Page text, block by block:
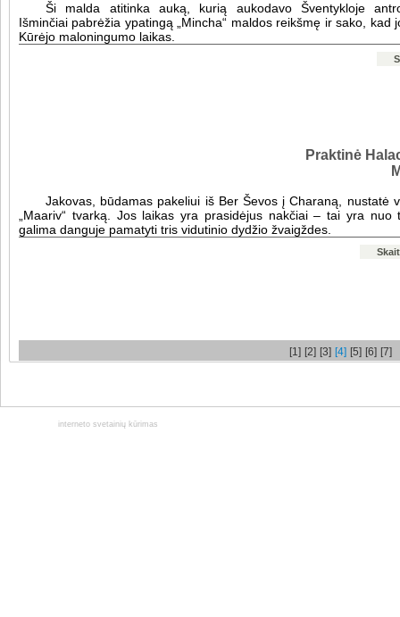
Ši malda atitinka auką, kurią aukodavo Šventykloje
Išminčiai pabrėžia ypatingą „Mincha“ maldos reikšmę ir sako, kad
Kūrėjo maloningumo laikas.
Praktinė
Jakovas, būdamas pakeliui iš Ber Ševos į Charaną, nustatė
„Maariv“ tvarką. Jos laikas yra prasidėjus nakčiai – tai yra nuo
galima danguje pamatyti tris vidutinio dydžio žvaigždes.
[1] [2] [3] [4] [5] [6] [7]
interneto svetainių kūrimas